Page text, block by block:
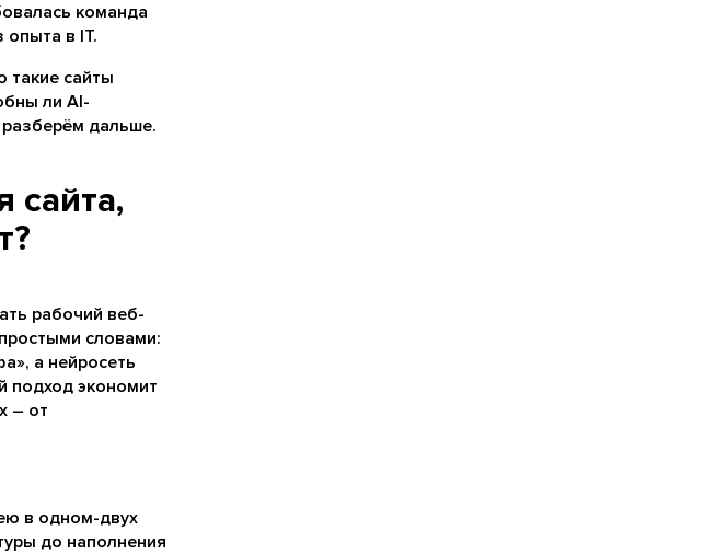
команда
опыта в IT.
такие сайты
ли AI-
дальше.
сайта,
рабочий веб-
словами:
а нейросеть
подход экономит
– от
в одном-двух
до наполнения